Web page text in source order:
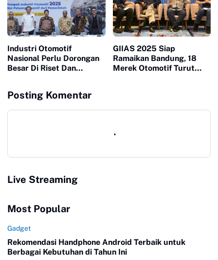
Industri Otomotif
Nasional Perlu Dorongan
Besar Di Riset Dan
GIIAS 2025 Siap
Ramaikan Bandung, 18
Merek Otomotif Turut
Posting Komentar
Live Streaming
Most Popular
Gadget
Rekomendasi Handphone Android Terbaik untuk
Berbagai Kebutuhan di Tahun Ini